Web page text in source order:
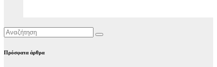
Πρόσφατα άρθρα